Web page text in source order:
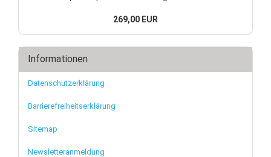
269,00 EUR
Informationen
Datenschutzerklärung
Barrierefreiheitserklärung
Sitemap
Newsletteranmeldung